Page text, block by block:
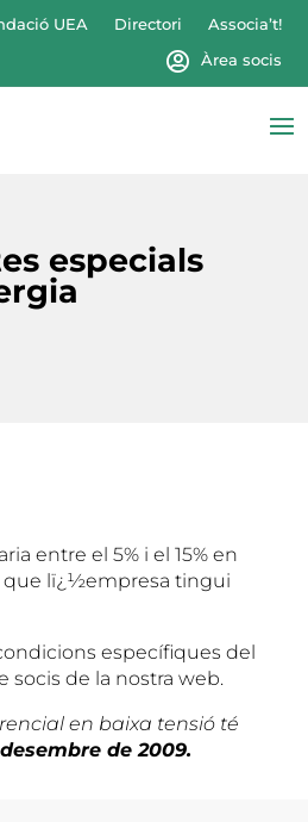
UEA Directori
Associa’t!
Àrea socis
especials
entre el 5% i el 15% en
que lï¿½empresa tingui
específiques del
socis de la nostra web.
en baixa tensió té
desembre de 2009.